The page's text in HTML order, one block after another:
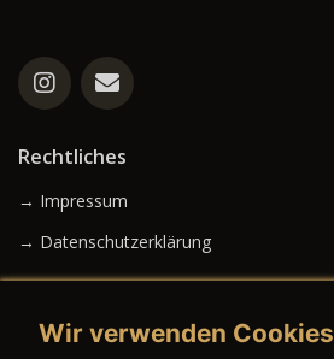
Rechtliches
→ Impressum
→ Datenschutzerklärung
Wir verwenden Cookies